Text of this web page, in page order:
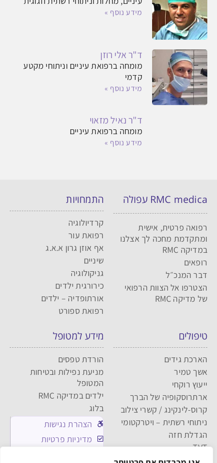
מידע נוסף »
ד"ר אלי רוזן
מומחה ברפואת עיניים וניתוחי מקטע
קדמי
מידע נוסף »
ד"ר נאיל מזאוי
מומחה ברפואת עיניים
מידע נוסף »
RMC medica עפולה
רפואה פרטית, אישית
ומתקדמת מחכה לך אצלנו
במדיקה RMC
רופאים
דבר המנכ״ל
הצטרפו אל הצוות הרפואי
של מדיקה RMC
התמחויות
קרדיולוגיה
רפואת עור
אף אוזן גרון א.א.ג
שיניים
גניקולוגיה
כירורגית ילדים
אורתופדיה – ילדים
רפואת ספורט
טיפולים
הארכת גידים
אשך טמיר
ייעוץ רוקחי
ארתרוסקופיה של הברך
קרוס-לינקינג / קשרי צילוב
ניתוחי רשתית – ויטרקטומי
הגדלת חזה
TVT
מידע למטופל
הורדת טפסים
מניעת נפילות ובטיחות
המטופל
ילדים במדיקה RMC
בלוג
הצהרת נגישות
מדיניות פרטיות